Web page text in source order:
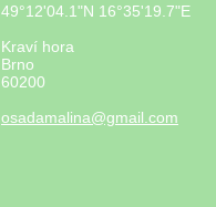
49°12'04.1"N 16°35'19.7"E
Kraví hora
Brno
60200
osadamalina@gmail.com